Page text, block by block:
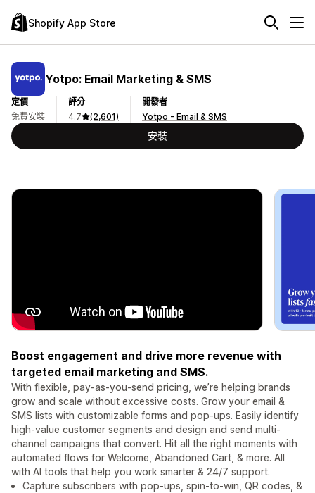
Shopify App Store
Yotpo: Email Marketing & SMS
定價
免費安裝
評分
4.7
(2,601)
開發者
Yotpo - Email & SMS
安裝
Boost engagement and drive more revenue with
targeted email marketing and SMS.
With flexible, pay-as-you-send pricing, we’re helping brands
grow and scale without excessive costs. Grow your email &
SMS lists with customizable forms and pop-ups. Easily identify
high-value customer segments and design and send multi-
channel campaigns that convert. Hit all the right moments with
automated flows for Welcome, Abandoned Cart, & more. All
with AI tools that help you work smarter & 24/7 support.
Capture subscribers with pop-ups, spin-to-win, QR codes, &